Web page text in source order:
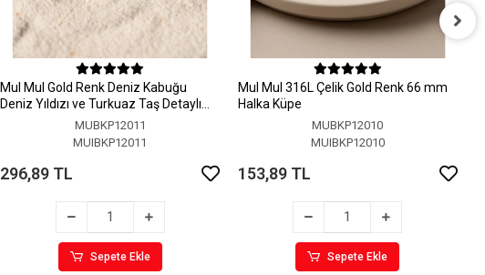
MuI MuI Gold Renk Deniz Kabuğu
Deniz Yıldızı ve Turkuaz Taş Detaylı
MUBKP12011
MUIBKP12011
296,89 TL
Sepete Ekle
MuI MuI 316L Çelik Gold Renk 66 mm
Halka Küpe
MUBKP12010
MUIBKP12010
153,89 TL
Sepete Ekle